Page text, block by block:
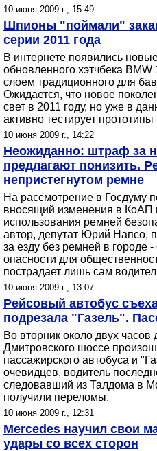
10 июня 2009 г., 15:49
Шпионы "поймали"
серии 2011 года
В интернете появились
обновленного хэтчбека
слоем традиционного для
Ожидается, что новое
свет в 2011 году, но уже в
активно тестирует
10 июня 2009 г., 14:22
Неожиданно: штраф за
предлагают понизить.
непристегнутом ремне
На рассмотрение в Госдуму
вносящий изменения в КоАП
использования ремней
автор, депутат Юрий Напсо,
за езду без ремней в городе
опасности для
пострадает лишь сам
10 июня 2009 г., 13:07
Рейсовый автобус
подрезала "Газель".
Во вторник около двух
Дмитровского шоссе
пассажирского автобуса и
очевидцев, водитель
следовавший из Талдома в
получили переломы.
10 июня 2009 г., 12:31
Mercedes научил свои
удары со всех сторон